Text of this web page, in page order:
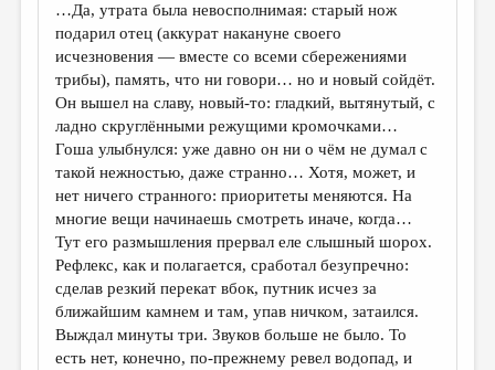
…Да, утрата была невосполнимая: старый нож
подарил отец (аккурат накануне своего
исчезновения — вместе со всеми сбережениями
трибы), память, что ни говори… но и новый сойдёт.
Он вышел на славу, новый-то: гладкий, вытянутый, с
ладно скруглёнными режущими кромочками…
Гоша улыбнулся: уже давно он ни о чём не думал с
такой нежностью, даже странно… Хотя, может, и
нет ничего странного: приоритеты меняются. На
многие вещи начинаешь смотреть иначе, когда…
Тут его размышления прервал еле слышный шорох.
Рефлекс, как и полагается, сработал безупречно:
сделав резкий перекат вбок, путник исчез за
ближайшим камнем и там, упав ничком, затаился.
Выждал минуты три. Звуков больше не было. То
есть нет, конечно, по-прежнему ревел водопад, и